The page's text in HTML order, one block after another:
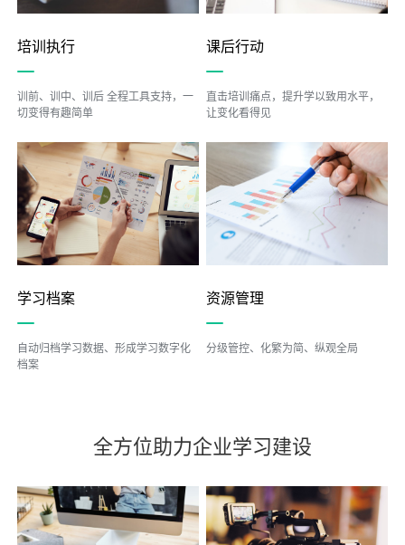
培训执行
训前、训中、训后 全程工具支持，一
切变得有趣简单
课后行动
直击培训痛点，提升学以致用水平，
让变化看得见
学习档案
自动归档学习数据、形成学习数字化
档案
资源管理
分级管控、化繁为简、纵观全局
全方位助力企业学习建设